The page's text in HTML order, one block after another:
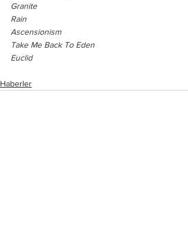
Granite
Rain
Ascensionism
Take Me Back To Eden
Euclid
Haberler